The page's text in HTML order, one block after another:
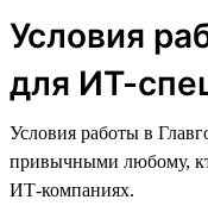
Условия
для ИТ-
Условия работы в
привычными любому,
ИТ-компаниях.